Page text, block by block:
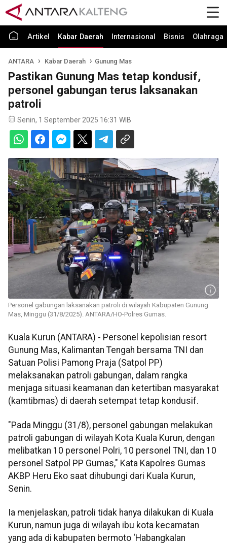
Artikel Kabar Daerah Internasional Bisnis Olahraga
ANTARA Kabar Daerah Gunung Mas
Pastikan Gunung Mas tetap kondusif,
personel gabungan terus laksanakan
patroli
Senin, 1 September 2025 16:31 WIB
Personel gabungan laksanakan patroli di wilayah Kabupaten Gunung
Mas, Minggu (31/8/2025). ANTARA/HO-Polres Gumas.
Kuala Kurun (ANTARA) - Personel kepolisian resort
Gunung Mas, Kalimantan Tengah bersama TNI dan
Satuan Polisi Pamong Praja (Satpol PP)
melaksanakan patroli gabungan, dalam rangka
menjaga situasi keamanan dan ketertiban masyarakat
(kamtibmas) di daerah setempat tetap kondusif.
"Pada Minggu (31/8), personel gabungan melakukan
patroli gabungan di wilayah Kota Kuala Kurun, dengan
melibatkan 10 personel Polri, 10 personel TNI, dan 10
personel Satpol PP Gumas," Kata Kapolres Gumas
AKBP Heru Eko saat dihubungi dari Kuala Kurun,
Senin.
Ia menjelaskan, patroli tidak hanya dilakukan di Kuala
Kurun, namun juga di wilayah ibu kota kecamatan
yang ada di kabupaten bermoto ‘Habangkalan